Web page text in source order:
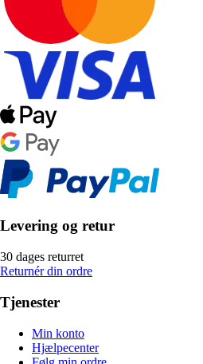
Levering og retur
30 dages returret
Returnér din ordre
Tjenester
Min konto
Hjælpecenter